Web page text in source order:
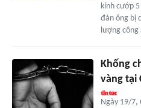
kính cướp
đàn ông bị
lượng
Khống
vàng tại
Ngày 19/7,